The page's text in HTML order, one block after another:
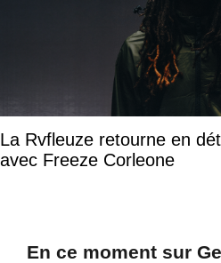
La Rvfleuze retourne en
avec Freeze Corleone
En ce moment sur